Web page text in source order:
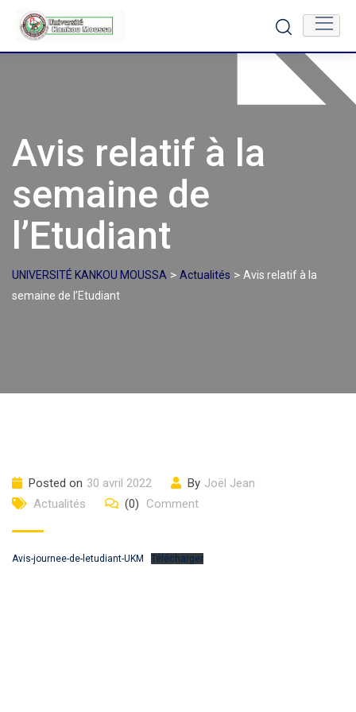
content
Avis relatif à la
semaine de
l’Etudiant
UNIVERSITÉ KANKOU MOUSSA > Actualités > Avis relatif à la
semaine de l’Etudiant
Posted on 30 avril 2022 By Joël Jean
Actualités
(0) Comment
Avis-journee-de-letudiant-UKM Télécharger